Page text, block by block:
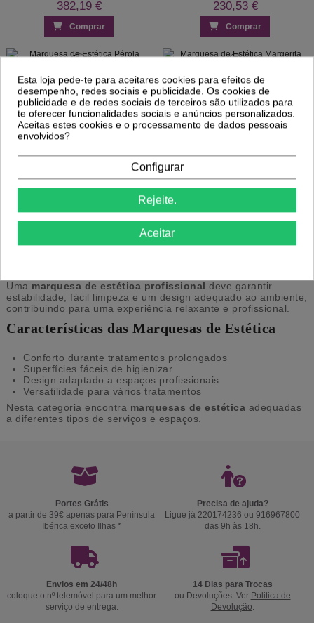
382,19 €
Comprar
230,53 €
Comprar
Marquesa de Estética Pérola
279,06 €
Comprar
Marquesa de Estética Margerita
363,99 €
Comprar
1 2
Marquesas de Estética Profissionais
são concebidas para tratamentos
faciais e corporais, oferecendo conforto ao cliente e
Uma marquesa de estética profissional deve garantir
estabilidade, fácil limpeza e um design adequado ao ambiente,
contribuindo para uma experiência relaxante e profissional.
Características das Marquesas de Estética
Conforto durante tratamentos prolongados
Superfícies fáceis de higienizar
Design adaptado a espaços profissionais
Versatilidade para vários tratamentos
Nesta categoria encontra marquesas de estética adequadas
a diferentes tipos de serviços e espaços.
Portes Grátis
a partir de 39€ apenas para Península
Ibérica exceto Ilhas *
Precisa de ajuda?
Ligue já 220174236 ou 916967800
das 9h às 18h.
Envios em 24/48h
coloque o nº telemóvel para um melhor
serviço de entrega.
14 Dias para Trocas
ou Devoluções. Ver Politica de
Devolução
Esta loja pede-te para aceitares cookies para efeitos de
desempenho, redes sociais e publicidade. Os cookies de
publicidade e de redes sociais de terceiros são utilizados para
te oferecer funcionalidades sociais e anúncios personalizados.
Aceitas estes cookies e o processamento de dados pessoais
envolvidos?
Configurar
Rejeite.
Aceitar